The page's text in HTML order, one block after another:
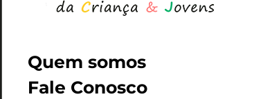
Quem somos
Fale Conosco